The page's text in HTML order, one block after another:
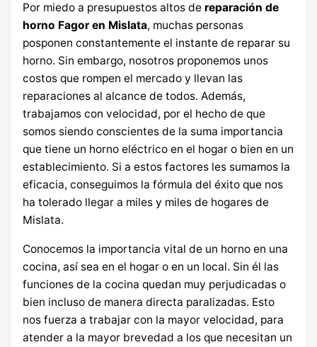
Por miedo a presupuestos altos de reparación de
horno Fagor en Mislata, muchas personas
posponen constantemente el instante de reparar su
horno. Sin embargo, nosotros proponemos unos
costos que rompen el mercado y llevan las
reparaciones al alcance de todos. Además,
trabajamos con velocidad, por el hecho de que
somos siendo conscientes de la suma importancia
que tiene un horno eléctrico en el hogar o bien en un
establecimiento. Si a estos factores les sumamos la
eficacia, conseguimos la fórmula del éxito que nos
ha tolerado llegar a miles y miles de hogares de
Mislata.
Conocemos la importancia vital de un horno en una
cocina, así sea en el hogar o en un local. Sin él las
funciones de la cocina quedan muy perjudicadas o
bien incluso de manera directa paralizadas. Esto
nos fuerza a trabajar con la mayor velocidad, para
atender a la mayor brevedad a los que necesitan un